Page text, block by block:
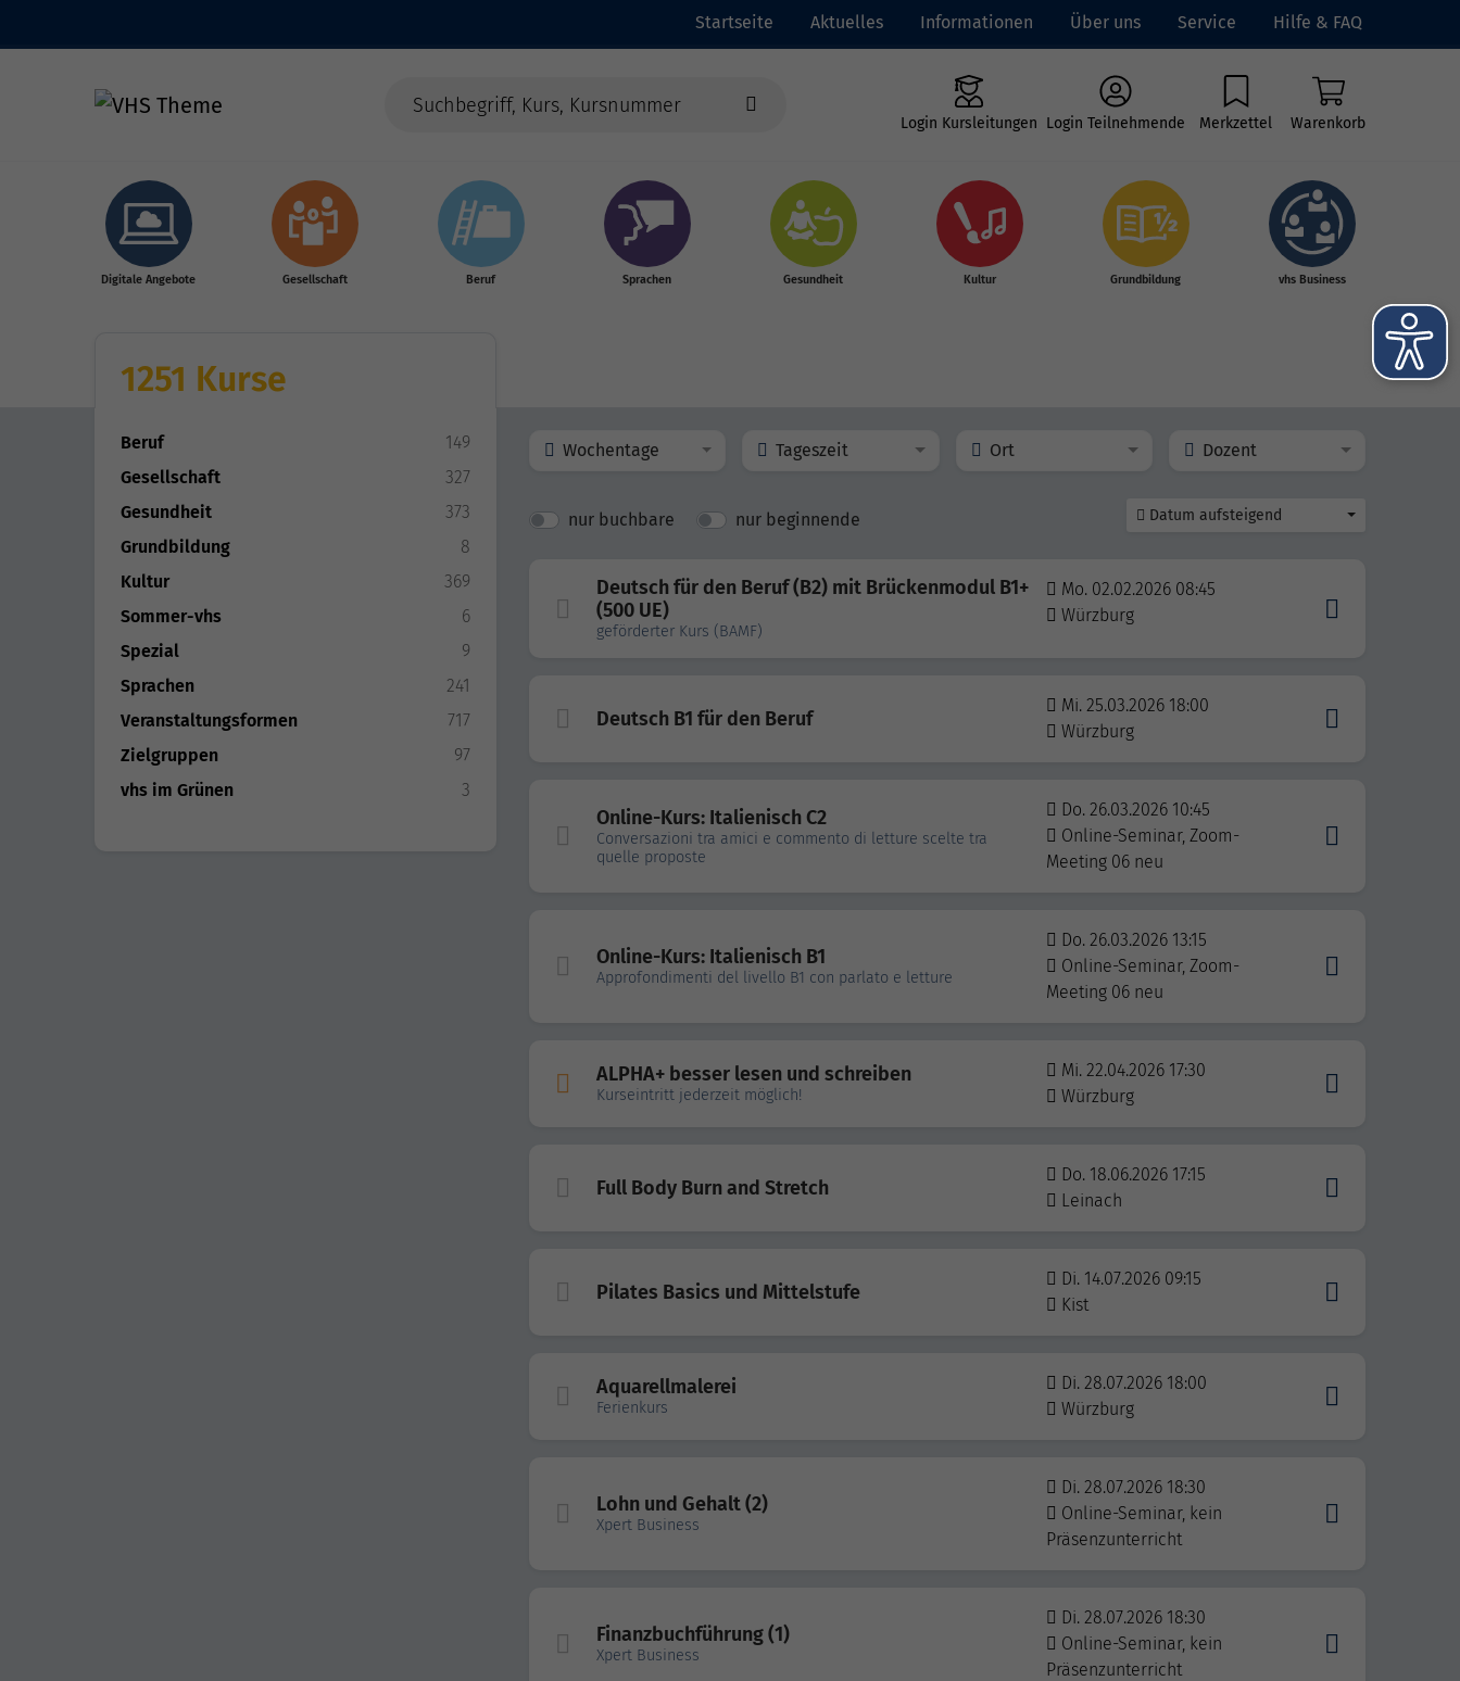
Startseite Aktuelles Informationen Über uns Service Hilfe & FAQ
Login Kursleitungen Login Teilnehmende Merkzettel Warenkorb
Digitale Angebote Gesellschaft Beruf Sprachen Gesundheit Kultur Grundbildung vhs Business
1251 Kurse
Beruf
149
Gesellschaft
327
Gesundheit
373
Grundbildung
8
Kultur
369
Sommer-vhs
6
Spezial
9
Sprachen
241
Veranstaltungsformen
717
Zielgruppen
97
vhs im Grünen
3
Wochentage Tageszeit Ort Dozent
nur buchbare nur beginnende Datum aufsteigend
Deutsch für den Beruf (B2) mit Brückenmodul B1+
(500 UE)
geförderter Kurs (BAMF)
Mo. 02.02.2026 08:45
Würzburg
Deutsch B1 für den Beruf
Mi. 25.03.2026 18:00
Würzburg
Online-Kurs: Italienisch C2
Conversazioni tra amici e commento di letture scelte tra
quelle proposte
Do. 26.03.2026 10:45
Online-Seminar, Zoom-
Meeting 06 neu
Online-Kurs: Italienisch B1
Approfondimenti del livello B1 con parlato e letture
Do. 26.03.2026 13:15
Online-Seminar, Zoom-
Meeting 06 neu
ALPHA+ besser lesen und schreiben
Kurseintritt jederzeit möglich!
Mi. 22.04.2026 17:30
Würzburg
Full Body Burn and Stretch
Do. 18.06.2026 17:15
Leinach
Pilates Basics und Mittelstufe
Di. 14.07.2026 09:15
Kist
Aquarellmalerei
Ferienkurs
Di. 28.07.2026 18:00
Würzburg
Lohn und Gehalt (2)
Xpert Business
Di. 28.07.2026 18:30
Online-Seminar, kein
Präsenzunterricht
Finanzbuchführung (1)
Xpert Business
Di. 28.07.2026 18:30
Online-Seminar, kein
Präsenzunterricht